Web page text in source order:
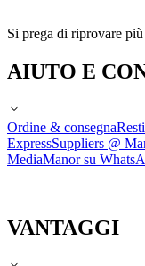
Si prega di riprovare
AIUTO E
Ordine & consegna
ExpressSuppliers @
MediaManor su
VANTAGGI